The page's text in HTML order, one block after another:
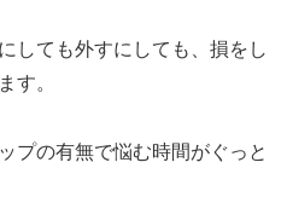
しても外すにしても、損をし
す。
プの有無で悩む時間がぐっと